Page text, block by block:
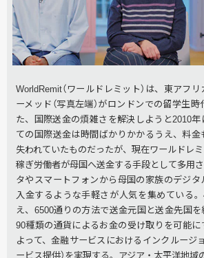
WorldRemit（ワールドレミット）は、東アフ
ーメッド（写真左端）がロンドンでの留学生時
た、国際送金の煩雑さを解決しようと2010
ての国際送金は時間ばかりかかるうえ、料
失われていたものだったが、現在ワールドレ
稼ぎ労働者が母国へ送金する手段として多用
タやスマートフォンから母国の家族のデジ
入金するような手軽さが人気を集めている
え、6500通りの方法で送金元国と送金先国
90種類の通貨によるお金の受け取りを可能
よって、金融サービスにおけるインクルージ
ービス提供）を実現する。アジア・太平洋地域